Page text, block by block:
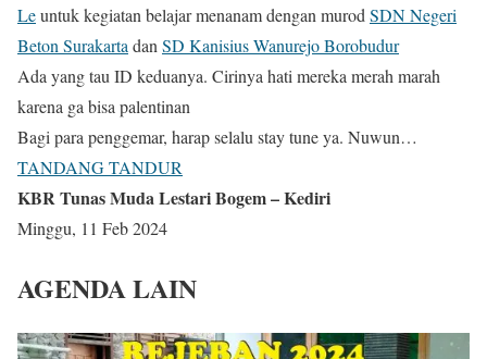
Leuntuk kegiatan belajar menanam dengan murod SDN Negeri
Beton Surakarta dan SD Kanisius Wanurejo Borobudur
Ada yang tau ID keduanya. Cirinya hati mereka merah marah
karena ga bisa palentinan
Bagi para penggemar, harap selalu stay tune ya. Nuwun…
TANDANG TANDUR
KBR Tunas Muda Lestari Bogem – Kediri
Minggu, 11 Feb 2024
AGENDA LAIN